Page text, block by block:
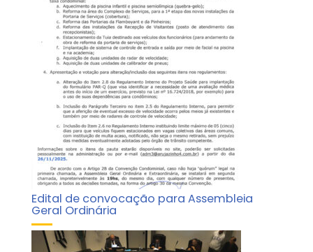
Edital de convocação para Assembleia
Geral Ordinária